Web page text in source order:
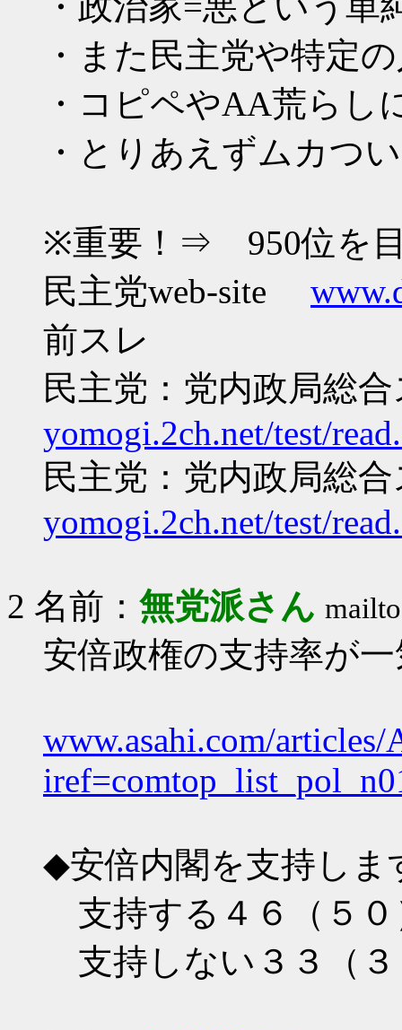
・また民主党や特定
・コピペやAA荒らし
・とりあえずムカつ
※重要！⇒ 950位を目
民主党web-site
前スレ
民主党：党内政局総
yomogi.2ch.net/test/
民主党：党内政局総
yomogi.2ch.net/test/
2 名前： 無党派さん
安倍政権の支持率が
www.asahi.com/
◆安倍内閣を支持しま
支持する４６（５０
支持しない３３（３